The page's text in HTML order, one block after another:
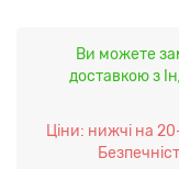
Ви можете
доставкою з
Ціни: нижчі на